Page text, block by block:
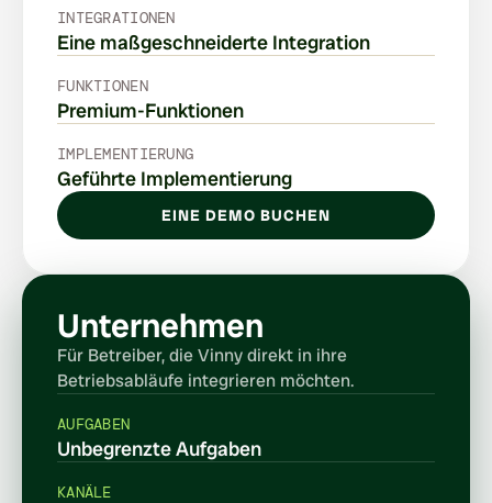
INTEGRATIONEN
Eine maßgeschneiderte Integration
FUNKTIONEN
Premium-Funktionen
IMPLEMENTIERUNG
Geführte Implementierung
EINE DEMO BUCHEN
Unternehmen
Für Betreiber, die Vinny direkt in ihre
Betriebsabläufe integrieren möchten.
AUFGABEN
Unbegrenzte Aufgaben
KANÄLE